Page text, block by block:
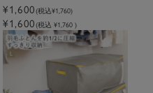
¥1,600(税込¥1,760)
¥1,600(税込 ¥1,760 )